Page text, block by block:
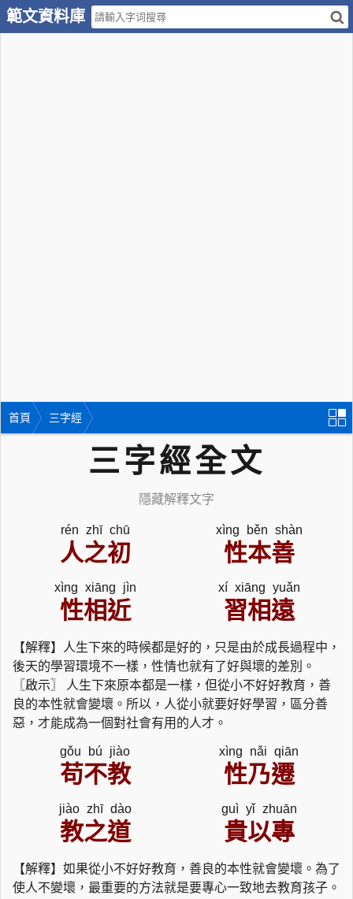
範文資料庫
首頁 三字經
三字經全文
隱藏解釋文字
rén zhī chū xìng běn shàn
人之初 性本善
xìng xiāng jìn xí xiāng yuǎn
性相近 習相遠
【解釋】人生下來的時候都是好的，只是由於成長過程中，
後天的學習環境不一樣，性情也就有了好與壞的差別。
〖啟示〗 人生下來原本都是一樣，但從小不好好教育，善
良的本性就會變壞。所以，人從小就要好好學習，區分善
惡，才能成為一個對社會有用的人才。
gǒu bú jiào xìng nǎi qiān
苟不教 性乃遷
jiào zhī dào guì yǐ zhuān
教之道 貴以專
【解釋】如果從小不好好教育，善良的本性就會變壞。為了
使人不變壞，最重要的方法就是要專心一致地去教育孩子。